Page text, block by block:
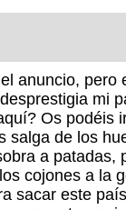
anuncio, pero
mi
Os podéis
salga de los
a patadas,
cojones a la
sacar este